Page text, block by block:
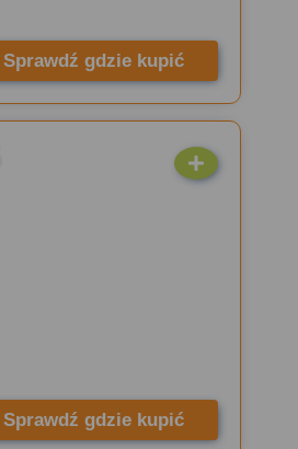
Sprawdź gdzie kupić
Sprawdź gdzie kupić